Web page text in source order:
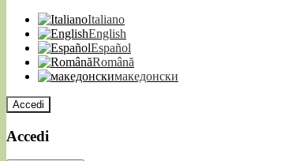
Italiano
English
Español
Română
македонски
Accedi
Accedi